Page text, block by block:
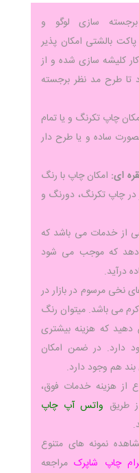
برجسته سازی لوگو و
بالشتی امکان پذیر
کلیشه سازی شده و از
طرح مد نظر برجسته
چاپ تکرنگ و یا تمام
ساده و یا طرح دار
ای: امکان چاپ با رنگ
در چاپ تکرنگ، دورنگ و
از خدمات می باشد که
دهد که موجب می شود
درآید.
نخی مرسوم در بازار در
می باشد. میتوان رنگ
که هزینه بیشتری
دارد. در ضمن امکان
هم وجود دارد.
از هزینه خدمات فوق،
طریق واتس آپ چاپ
نمونه های متنوع
چاپ شاپرکمراجعه